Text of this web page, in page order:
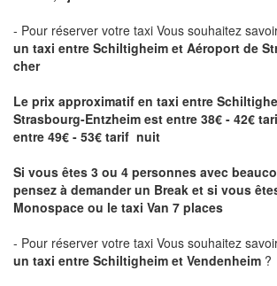
- Pour réserver votre taxi Vous souhaitez
un taxi entre Schiltigheim et Aéroport de
cher
Le prix approximatif en taxi entre
Strasbourg-Entzheim est entre 38€ - 42€
entre 49€ - 53€ tarif nuit
Si vous êtes 3 ou 4 personnes avec
pensez à demander un Break et si vous
Monospace ou le taxi Van 7 places
- Pour réserver votre taxi Vous souhaitez
un taxi entre Schiltigheim et Vendenheim ?